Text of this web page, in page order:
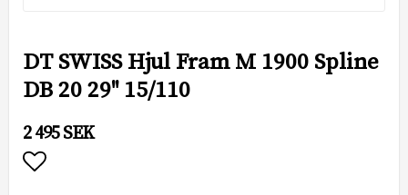
DT SWISS Hjul Fram M 1900 Spline
DB 20 29'' 15/110
2 495 SEK